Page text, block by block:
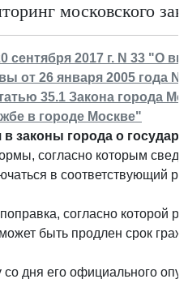
московского
сентября 2017 г. N 33 "О
от 26 января 2005 года
35.1 Закона города
в городе Москве"
законы города о
согласно которым
в соответствующий
согласно которой
быть продлен срок
со дня его официального